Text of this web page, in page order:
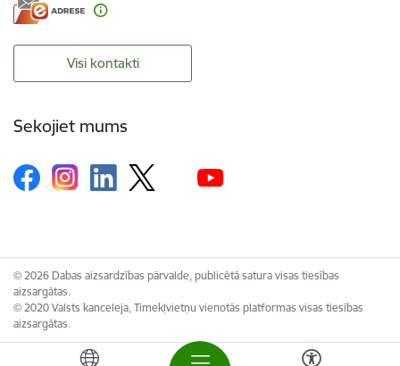
Visi kontakti
Sekojiet mums
© 2026 Dabas aizsardzības pārvalde, publicētā satura visas tiesības
aizsargātas.
© 2020 Valsts kanceleja, Tīmekļvietņu vienotās platformas visas tiesības
aizsargātas.